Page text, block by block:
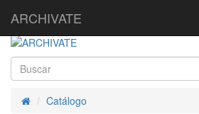
ARCHIVATE
InicioCatálogo